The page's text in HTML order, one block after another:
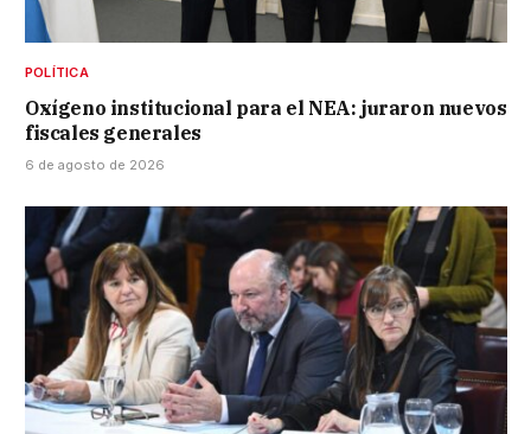
POLÍTICA
Oxígeno institucional para el NEA: juraron nuevos
fiscales generales
6 de agosto de 2026